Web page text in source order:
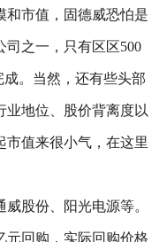
和市值，固德威恐怕是
司之一，只有区区500
。当然，还有些头部
业地位、股价背离度以
市值来很小气，在这里
股份、阳光电源等。
元回购，实际回购价格